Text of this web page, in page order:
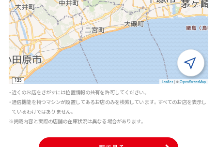
Leaflet |©OpenStreetMap
・近くのお店をさがすには位置情報の共有を許可してください。
・通信機能を持つマシンが設置してあるお店のみを検索しています。すべてのお店を表示し
ているわけではありません。
※掲載内容と実際の店舗の在庫状況は異なる場合があります。